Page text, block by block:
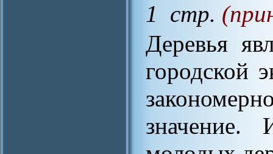
1 стр.
Деревья
городской
значение.